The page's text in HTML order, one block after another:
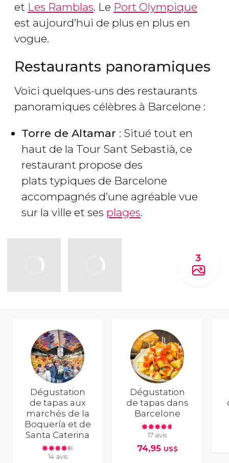
et Les Ramblas. Le Port Olympique
est aujourd’hui de plus en plus en
vogue.
Restaurants panoramiques
Voici quelques-uns des restaurants
panoramiques célèbres à Barcelone :
Torre de Altamar : Situé tout en
haut de la Tour Sant Sebastià, ce
restaurant propose des
plats typiques de Barcelone
accompagnés d’une agréable vue
sur la ville et ses plages.
3
Dégustation
de tapas aux
marchés de la
Boquería et de
Santa Caterina
14 avis
Dégustation
de tapas dans
Barcelone
17 avis
74,95 US$